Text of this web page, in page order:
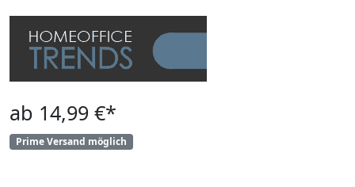
ab 14,99 €*
Prime Versand möglich